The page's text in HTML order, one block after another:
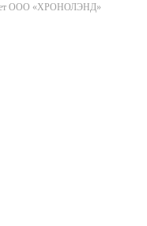
ООО «ХРОНОЛЭНД»